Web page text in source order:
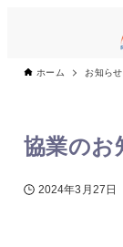
ホーム お知らせ
協業のお
2024年3月27日